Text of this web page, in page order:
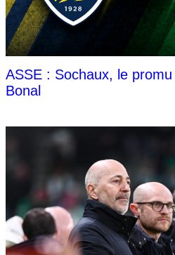
ASSE : Sochaux, le
Bonal